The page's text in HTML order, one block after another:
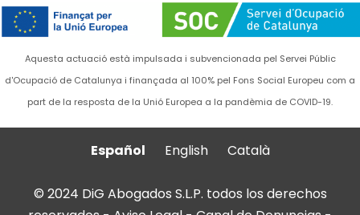
Aquesta actuació està impulsada i subvencionada pel Servei Públic
d'Ocupació de Catalunya i finançada al 100% pel Fons Social Europeu com a
part de la resposta de la Unió Europea a la pandèmia de COVID-19.
Español English Català
© 2024 DiG Abogados S.L.P. todos los derechos